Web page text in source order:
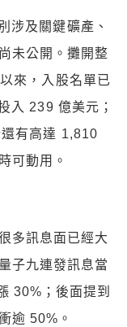
涉及關鍵礦產、
未公開。攤開整
來，入股名單已
入 239 億美元；
有高達 1,810
可動用。
多訊息面已經大
子九連發訊息當
30%；後面提到
逾 50%。